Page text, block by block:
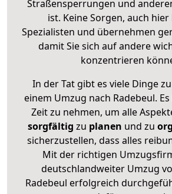
Straßensperrungen und
ist. Keine Sorgen, auch
Spezialisten und übernehmen
damit Sie sich auf andere
konzentrieren
In der Tat gibt es viele Dinge
einem Umzug nach Radebeul.
Zeit zu nehmen, um alle
sorgfältig zu planen und zu
sicherzustellen, dass alles
Mit der richtigen
deutschlandweiter Umzug
Radebeul erfolgreich